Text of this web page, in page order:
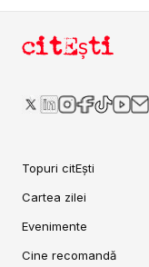
citEști
Topuri citEști
Cartea zilei
Evenimente
Cine recomandă